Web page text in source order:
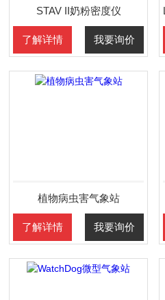
STAV II奶粉密度仪
了解详情 我要询价
植物病虫害气象站
了解详情 我要询价